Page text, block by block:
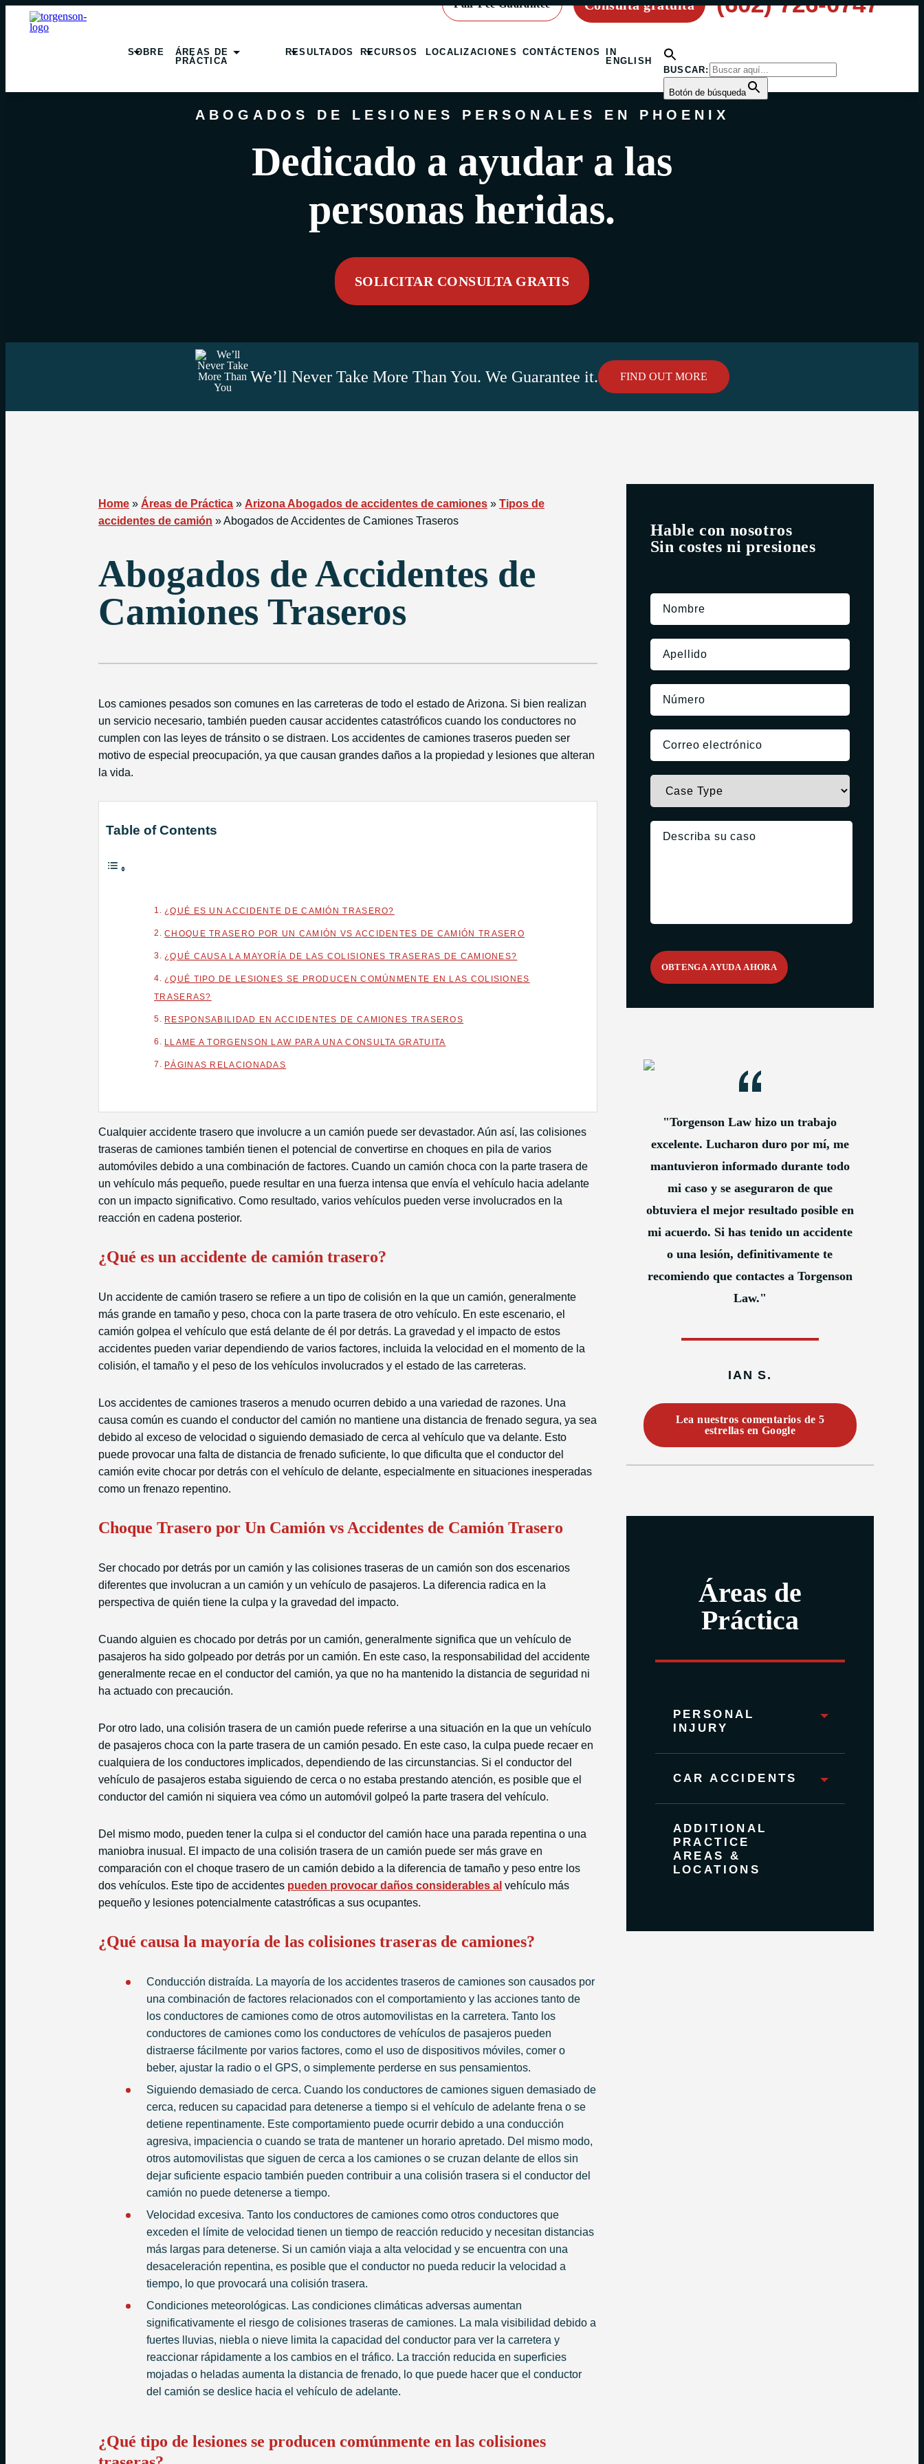
Fair Fee Guarantee Consulta gratuita
SOBRE
ÁREAS DE
PRÁCTICA
RESULTADOS RECURSOS LOCALIZACIONES CONTÁCTENOS
IN
ENGLISH
BUSCAR:
Botón de búsqueda
ABOGADOS DE LESIONES PERSONALES EN PHOENIX
Dedicado a ayudar a las
personas heridas.
SOLICITAR CONSULTA GRATIS
We’ll Never Take More Than You. We Guarantee it. FIND OUT MORE
Hable con nosotros
Sin costes ni presiones
"Torgenson Law hizo un trabajo
excelente. Lucharon duro por mí, me
mantuvieron informado durante todo
mi caso y se aseguraron de que
obtuviera el mejor resultado posible en
mi acuerdo. Si has tenido un accidente
o una lesión, definitivamente te
recomiendo que contactes a Torgenson
Law."
IAN S.
Lea nuestros comentarios de 5
estrellas en Google
Áreas de
Práctica
PERSONAL
INJURY
CAR ACCIDENTS
ADDITIONAL
PRACTICE
AREAS &
LOCATIONS
Home » Áreas de Práctica » Arizona Abogados de accidentes de camiones » Tipos de
accidentes de camión »Abogados de Accidentes de Camiones Traseros
Abogados de Accidentes de
Camiones Traseros
Los camiones pesados son comunes en las carreteras de todo el estado de Arizona. Si bien realizan
un servicio necesario, también pueden causar accidentes catastróficos cuando los conductores no
cumplen con las leyes de tránsito o se distraen. Los accidentes de camiones traseros pueden ser
motivo de especial preocupación, ya que causan grandes daños a la propiedad y lesiones que alteran
la vida.
Table of Contents
¿QUÉ ES UN ACCIDENTE DE CAMIÓN TRASERO?
CHOQUE TRASERO POR UN CAMIÓN VS ACCIDENTES DE CAMIÓN TRASERO
¿QUÉ CAUSA LA MAYORÍA DE LAS COLISIONES TRASERAS DE CAMIONES?
¿QUÉ TIPO DE LESIONES SE PRODUCEN COMÚNMENTE EN LAS COLISIONES
TRASERAS?
RESPONSABILIDAD EN ACCIDENTES DE CAMIONES TRASEROS
LLAME A TORGENSON LAW PARA UNA CONSULTA GRATUITA
PÁGINAS RELACIONADAS
Cualquier accidente trasero que involucre a un camión puede ser devastador. Aún así, las colisiones
traseras de camiones también tienen el potencial de convertirse en choques en pila de varios
automóviles debido a una combinación de factores. Cuando un camión choca con la parte trasera de
un vehículo más pequeño, puede resultar en una fuerza intensa que envía el vehículo hacia adelante
con un impacto significativo. Como resultado, varios vehículos pueden verse involucrados en la
reacción en cadena posterior.
¿Qué es un accidente de camión trasero?
Un accidente de camión trasero se refiere a un tipo de colisión en la que un camión, generalmente
más grande en tamaño y peso, choca con la parte trasera de otro vehículo. En este escenario, el
camión golpea el vehículo que está delante de él por detrás. La gravedad y el impacto de estos
accidentes pueden variar dependiendo de varios factores, incluida la velocidad en el momento de la
colisión, el tamaño y el peso de los vehículos involucrados y el estado de las carreteras.
Los accidentes de camiones traseros a menudo ocurren debido a una variedad de razones. Una
causa común es cuando el conductor del camión no mantiene una distancia de frenado segura, ya sea
debido al exceso de velocidad o siguiendo demasiado de cerca al vehículo que va delante. Esto
puede provocar una falta de distancia de frenado suficiente, lo que dificulta que el conductor del
camión evite chocar por detrás con el vehículo de delante, especialmente en situaciones inesperadas
como un frenazo repentino.
Choque Trasero por Un Camión vs Accidentes de Camión Trasero
Ser chocado por detrás por un camión y las colisiones traseras de un camión son dos escenarios
diferentes que involucran a un camión y un vehículo de pasajeros. La diferencia radica en la
perspectiva de quién tiene la culpa y la gravedad del impacto.
Cuando alguien es chocado por detrás por un camión, generalmente significa que un vehículo de
pasajeros ha sido golpeado por detrás por un camión. En este caso, la responsabilidad del accidente
generalmente recae en el conductor del camión, ya que no ha mantenido la distancia de seguridad ni
ha actuado con precaución.
Por otro lado, una colisión trasera de un camión puede referirse a una situación en la que un vehículo
de pasajeros choca con la parte trasera de un camión pesado. En este caso, la culpa puede recaer en
cualquiera de los conductores implicados, dependiendo de las circunstancias. Si el conductor del
vehículo de pasajeros estaba siguiendo de cerca o no estaba prestando atención, es posible que el
conductor del camión ni siquiera vea cómo un automóvil golpeó la parte trasera del vehículo.
Del mismo modo, pueden tener la culpa si el conductor del camión hace una parada repentina o una
maniobra inusual. El impacto de una colisión trasera de un camión puede ser más grave en
comparación con el choque trasero de un camión debido a la diferencia de tamaño y peso entre los
dos vehículos. Este tipo de accidentes pueden provocar daños considerables al vehículo más
pequeño y lesiones potencialmente catastróficas a sus ocupantes.
¿Qué causa la mayoría de las colisiones traseras de camiones?
Conducción distraída. La mayoría de los accidentes traseros de camiones son causados por
una combinación de factores relacionados con el comportamiento y las acciones tanto de
los conductores de camiones como de otros automovilistas en la carretera. Tanto los
conductores de camiones como los conductores de vehículos de pasajeros pueden
distraerse fácilmente por varios factores, como el uso de dispositivos móviles, comer o
beber, ajustar la radio o el GPS, o simplemente perderse en sus pensamientos.
Siguiendo demasiado de cerca. Cuando los conductores de camiones siguen demasiado de
cerca, reducen su capacidad para detenerse a tiempo si el vehículo de adelante frena o se
detiene repentinamente. Este comportamiento puede ocurrir debido a una conducción
agresiva, impaciencia o cuando se trata de mantener un horario apretado. Del mismo modo,
otros automovilistas que siguen de cerca a los camiones o se cruzan delante de ellos sin
dejar suficiente espacio también pueden contribuir a una colisión trasera si el conductor del
camión no puede detenerse a tiempo.
Velocidad excesiva. Tanto los conductores de camiones como otros conductores que
exceden el límite de velocidad tienen un tiempo de reacción reducido y necesitan distancias
más largas para detenerse. Si un camión viaja a alta velocidad y se encuentra con una
desaceleración repentina, es posible que el conductor no pueda reducir la velocidad a
tiempo, lo que provocará una colisión trasera.
Condiciones meteorológicas. Las condiciones climáticas adversas aumentan
significativamente el riesgo de colisiones traseras de camiones. La mala visibilidad debido a
fuertes lluvias, niebla o nieve limita la capacidad del conductor para ver la carretera y
reaccionar rápidamente a los cambios en el tráfico. La tracción reducida en superficies
mojadas o heladas aumenta la distancia de frenado, lo que puede hacer que el conductor
del camión se deslice hacia el vehículo de adelante.
¿Qué tipo de lesiones se producen comúnmente en las colisiones